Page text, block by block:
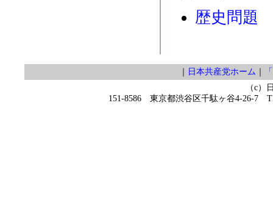
歴史問題
日本共産党ホーム
（c）
151-8586 東京都渋谷区千駄ヶ谷4-26-7